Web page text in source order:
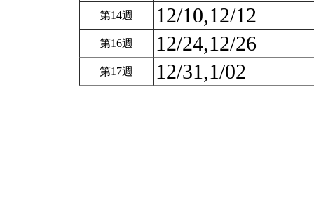
第14週 12/10,12/12
第16週 12/24,12/26
第17週 12/31,1/02